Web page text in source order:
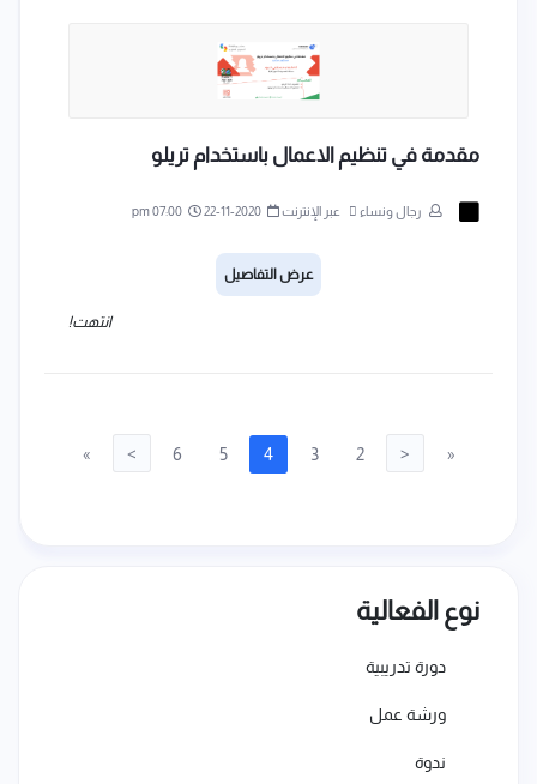
مقدمة في تنظيم الاعمال باستخدام تريلو
رجال ونساء عبر الإنترنت 2020-11-22
07:00 pm
عرض التفاصيل
انتهت!
«
<
2
3
4
5
6
>
»
نوع الفعالية
دورة تدريبية
ورشة عمل
ندوة